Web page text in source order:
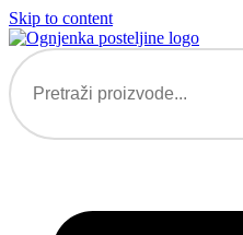
Skip to content